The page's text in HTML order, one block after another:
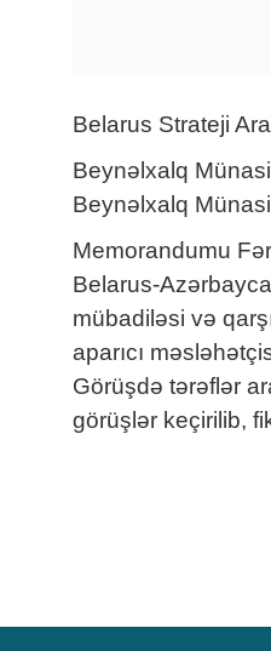
Belarus Strateji
Beynəlxalq
Beynəlxalq
Memorandumu
Belarus-
mübadiləsi və
aparıcı
Görüşdə tərəflər
görüşlər keçirilib,